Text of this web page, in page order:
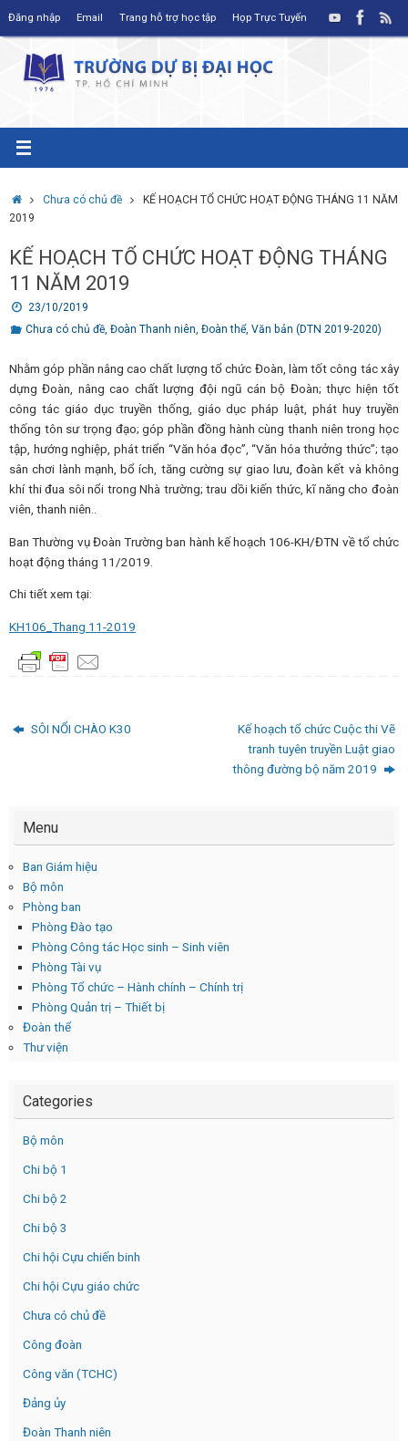
Đăng nhập Email Trang hỗ trợ học tập Họp Trực Tuyến
HomeChưa có chủ đề
KẾ HOẠCH TỔ CHỨC HOẠT ĐỘNG THÁNG 11 NĂM
2019
KẾ HOẠCH TỔ CHỨC HOẠT ĐỘNG THÁNG
11 NĂM 2019
23/10/2019
Chưa có chủ đề, Đoàn Thanh niên, Đoàn thể, Văn bản (DTN 2019-2020)
Nhằm góp phần nâng cao chất lượng tổ chức Đoàn, làm tốt công tác xây
dựng Đoàn, nâng cao chất lượng đội ngũ cán bộ Đoàn; thực hiện tốt
công tác giáo dục truyền thống, giáo dục pháp luật, phát huy truyền
thống tôn sư trọng đạo; góp phần đồng hành cùng thanh niên trong học
tập, hướng nghiệp, phát triển “Văn hóa đọc”, “Văn hóa thưởng thức”; tạo
sân chơi lành mạnh, bổ ích, tăng cường sự giao lưu, đoàn kết và không
khí thi đua sôi nổi trong Nhà trường; trau dồi kiến thức, kĩ năng cho đoàn
viên, thanh niên..
Ban Thường vụ Đoàn Trường ban hành kế hoạch 106-KH/ĐTN về tổ chức
hoạt động tháng 11/2019.
Chi tiết xem tại:
KH106_Thang 11-2019
SÔI NỔI CHÀO K30
Kế hoạch tổ chức Cuộc thi Vẽ
tranh tuyên truyền Luật giao
thông đường bộ năm 2019
Menu
Ban Giám hiệu
Bộ môn
Phòng ban
Phòng Đào tạo
Phòng Công tác Học sinh – Sinh viên
Phòng Tài vụ
Phòng Tổ chức – Hành chính – Chính trị
Phòng Quản trị – Thiết bị
Đoàn thể
Thư viện
Categories
Bộ môn
Chi bộ 1
Chi bộ 2
Chi bộ 3
Chi hội Cựu chiến binh
Chi hội Cựu giáo chức
Chưa có chủ đề
Công đoàn
Công văn (TCHC)
Đảng ủy
Đoàn Thanh niên